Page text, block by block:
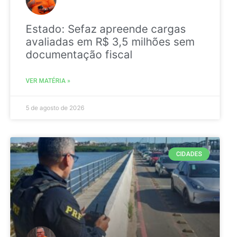
Estado: Sefaz apreende cargas
avaliadas em R$ 3,5 milhões sem
documentação fiscal
VER MATÉRIA »
5 de agosto de 2026
CIDADES